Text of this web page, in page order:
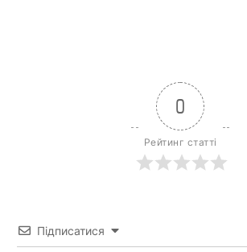
0
Рейтинг статті
Підписатися